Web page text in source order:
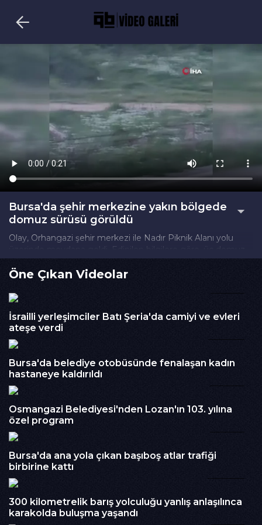
Bursa'da şehir merkezine yakın bölgede
domuz sürüsü görüldü
Olay, Orhangazi şehir merkezi ile Nadır Piknik Alanı yolu
üzerinde meydana geldi. Edinilen bilgilere göre, üç domuz
yol üzerinde karşıdan karşıya geçerken bir vatandaş
tarafından cep telefonu kamerasıyla görüntülendi.Bir süre
yol üzerinde ilerleyen domuzlar, daha sonra ağaçlık alana
girerek gözden kayboldu. Görüntülerin sosyal medyada
çekti.Vatandaşlar, şehir merkezine bu kadar yakın bir
bölgede yaban hayvanlarının görülmesinin endişe verici
olduğunu belirterek özellikle piknik alanı çevresinde daha
İzlenme : 213
Kategori :
Embed Kodu :
Öne Çıkan Videolar
İsrailli yerleşimciler Batı Şeria'da camiyi ve evleri
ateşe verdi
Bursa'da belediye otobüsünde fenalaşan kadın
hastaneye kaldırıldı
Osmangazi Belediyesi'nden Lozan'ın 103. yılına
özel program
Bursa'da ana yola çıkan başıboş atlar trafiği
birbirine kattı
300 kilometrelik barış yolculuğu yanlış anlaşılınca
karakolda buluşma yaşandı